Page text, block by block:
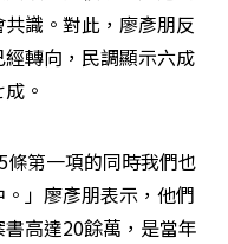
識。對此，廖彥朋反
轉向，民調顯示六成
。
條第一項的同時我們也
」廖彥朋表示，他們
高達20餘萬，是當年